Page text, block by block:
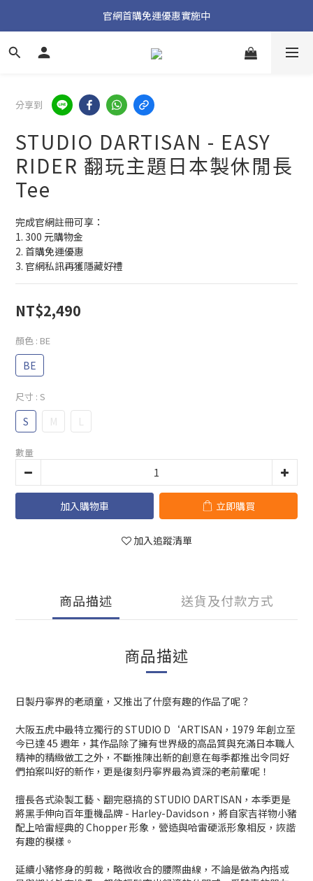
加入官方 LINE 獲取隱藏好禮
官網首購免運優惠實施中
加入官方 LINE 獲取隱藏好禮
分享到
STUDIO DARTISAN - EASY
RIDER 翻玩主題日本製休閒長
Tee
完成官網註冊可享：
1. 300 元購物金
2. 首購免運優惠
3. 官網私訊再獲隱藏好禮
NT$2,490
顏色 : BE
BE
尺寸 : S
S M L
數量
加入購物車 立即購買
加入追蹤清單
商品描述 送貨及付款方式
商品描述
日製丹寧界的老頑童，又推出了什麼有趣的作品了呢？
大阪五虎中最特立獨行的 STUDIO D‘ARTISAN，1979 年創立至
今已達 45 週年，其作品除了擁有世界級的高品質與充滿日本職人
精神的精緻做工之外，不斷推陳出新的創意在每季都推出令同好
們拍案叫好的新作，更是復刻丹寧界最為資深的老前輩呢！
擅長各式染製工藝、翻完惡搞的 STUDIO DARTISAN，本季更是
將黑手伸向百年重機品牌 - Harley-Davidson，將自家吉祥物小豬
配上哈雷經典的 Chopper 形象，營造與哈雷硬派形象相反，詼諧
有趣的模樣。
延續小豬修身的剪裁，略微收合的腰際曲線，不論是做為內搭或